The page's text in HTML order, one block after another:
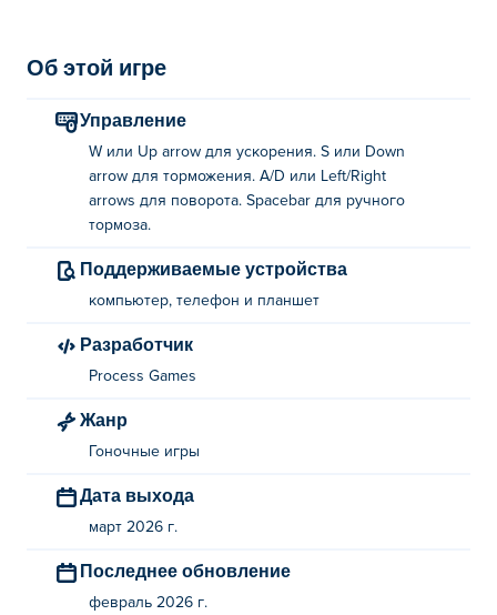
проверяя свои навыки вождения на пределе
городские дороги?
Как играть в гонки на тюнингованных
автомобилях?
Ускорение: клавиша W или стрелка вверх.
Тормоз: клавиша S или клавиша со стрелкой
вниз.
Поворот: A/D или клавиши со стрелками
влево и вправо.
Ручной тормоз: пробел
Кто придумал гонки на тюнингованных
автомобилях?
Игра Tuning Car Racing создана компанией Process
Как я могу играть в Tuning Car Racing
Об этой игре
Управление
W или Up arrow для ускорения. S или Down
arrow для торможения. A/D или Left/Right
arrows для поворота. Spacebar для ручного
тормоза.
Поддерживаемые устройства
компьютер, телефон и планшет
Разработчик
Process Games
Жанр
Гоночные игры
Дата выхода
март 2026 г.
Последнее обновление
февраль 2026 г.